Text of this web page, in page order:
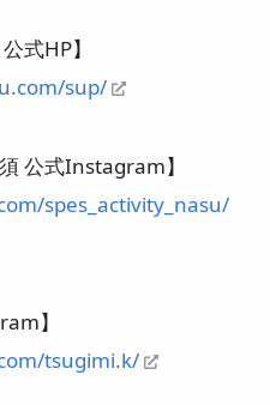
式HP】
sup/
公式Instagram】
spes_activity_nasu/
】
tsugimi.k/